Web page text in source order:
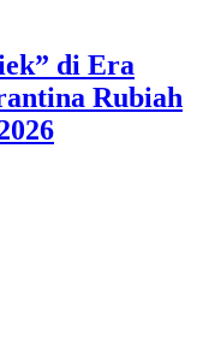
di Era
Rubiah